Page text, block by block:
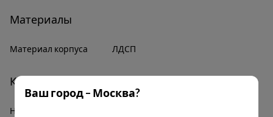
Материалы
Материал корпуса ЛДСП
Комплектация
Наличие полок
Ваш город – Москва?